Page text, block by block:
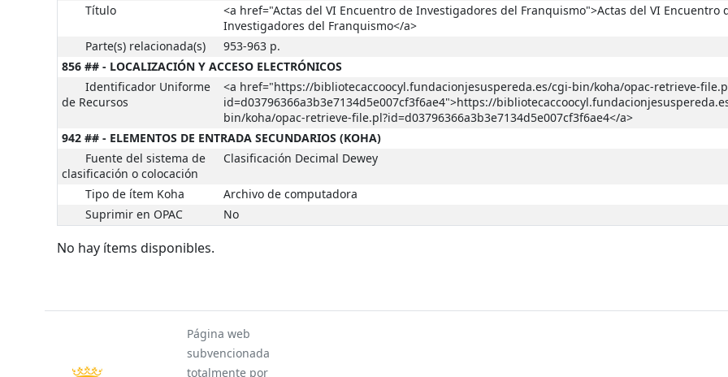
Título
<a href="Actas del VI Encuentro de Investigadores del Franquismo">Actas del VI Encuentro
Investigadores del Franquismo</a>
Parte(s) relacionada(s)
953-963 p.
856 ## - LOCALIZACIÓN Y ACCESO ELECTRÓNICOS
Identificador Uniforme
de Recursos
<a href="https://bibliotecaccoocyl.fundacionjesuspereda.es/cgi-bin/koha/opac-retrieve-
id=d03796366a3b3e7134d5e007cf3f6ae4">https://
bin/koha/opac-retrieve-file.pl?id=d03796366a3b3e7134d5e007cf3f6ae4</a>
942 ## - ELEMENTOS DE ENTRADA SECUNDARIOS (KOHA)
Fuente del sistema de
clasificación o colocación
Clasificación Decimal Dewey
Tipo de ítem Koha
Archivo de computadora
Suprimir en OPAC
No
No hay ítems disponibles.
Página web
subvencionada
totalmente por